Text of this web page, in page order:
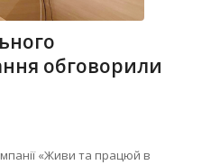
обговорили
«Живи та працюй в